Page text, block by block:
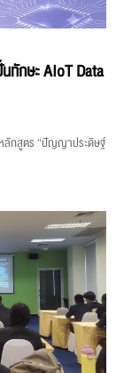
ทักษะ AIoT Data
ลักสูตร “ปัญญาประดิษฐ์